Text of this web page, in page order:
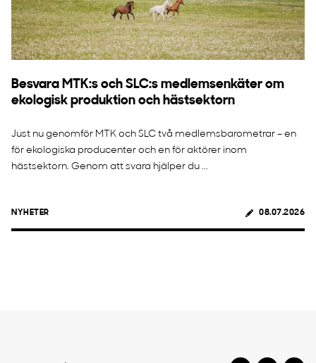
Besvara MTK:s och SLC:s medlemsenkäter om
ekologisk produktion och hästsektorn
Just nu genomför MTK och SLC två medlemsbarometrar – en
för ekologiska producenter och en för aktörer inom
hästsektorn. Genom att svara hjälper du ...
NYHETER 08.07.2026